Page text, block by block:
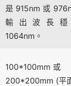
是 915nm 或
輸出波長穩
1064nm。
100*100mm 或
200*200mm (平